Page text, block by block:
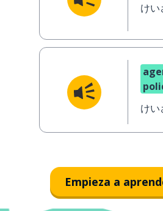
けい
けい
Empieza a